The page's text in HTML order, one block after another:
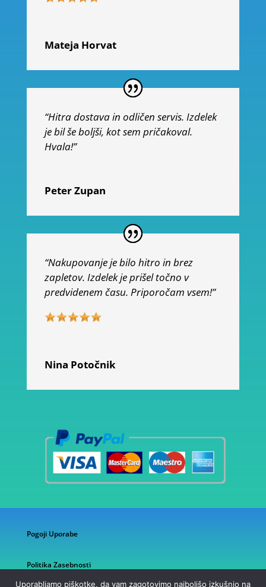
Mateja Horvat
“Hitra dostava in odličen servis. Izdelek
je bil še boljši, kot sem pričakoval.
Hvala!”
Peter Zupan
“Nakupovanje je bilo hitro in brez
zapletov. Izdelek je prišel točno v
predvidenem času. Priporočam vsem!”
Nina Potočnik
Pogoji Uporabe
Politika Zasebnosti
Uporabljamo piškotke, da vam zagotovimo najboljšo izkušnjo na